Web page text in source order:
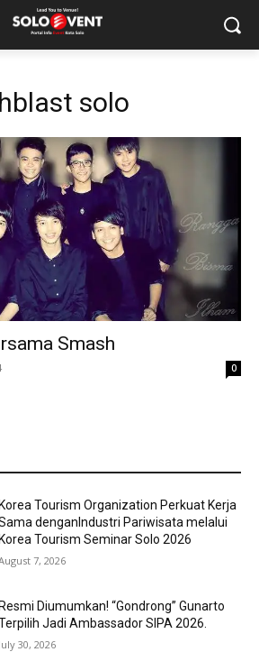
solo
Smash
0
Korea Tourism Organization Perkuat Kerja
denganIndustri Pariwisata melalui
Korea Tourism Seminar Solo 2026
7, 2026
Resmi Diumumkan! “Gondrong” Gunarto
Jadi Ambassador SIPA 2026.
July 30, 2026